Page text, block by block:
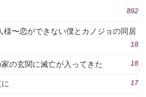
892
様〜恋ができない僕とカノジョの同居
18
の玄関に滅亡が入ってきた 18
17